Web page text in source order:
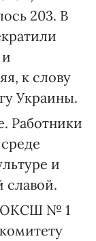
203. В
к слову
Украины.
Работники
и
славой.
№ 1